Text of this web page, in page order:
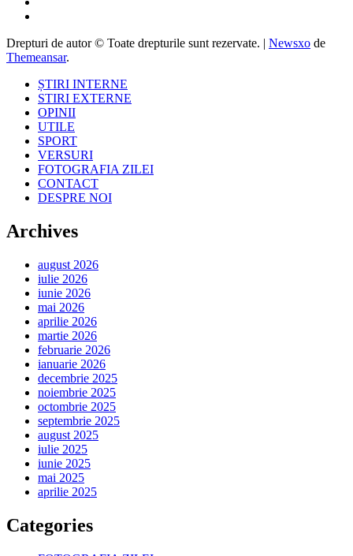
Drepturi de autor © Toate drepturile sunt rezervate. | Newsxo de
Themeansar.
ȘTIRI INTERNE
STIRI EXTERNE
OPINII
UTILE
SPORT
VERSURI
FOTOGRAFIA ZILEI
CONTACT
DESPRE NOI
Archives
august 2026
iulie 2026
iunie 2026
mai 2026
aprilie 2026
martie 2026
februarie 2026
ianuarie 2026
decembrie 2025
noiembrie 2025
octombrie 2025
septembrie 2025
august 2025
iulie 2025
iunie 2025
mai 2025
aprilie 2025
Categories